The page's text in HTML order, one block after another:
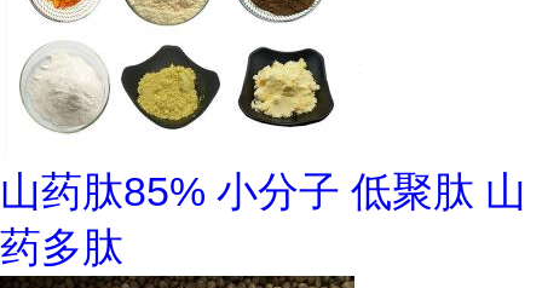
山药肽85% 小分子 低聚肽 山
药多肽